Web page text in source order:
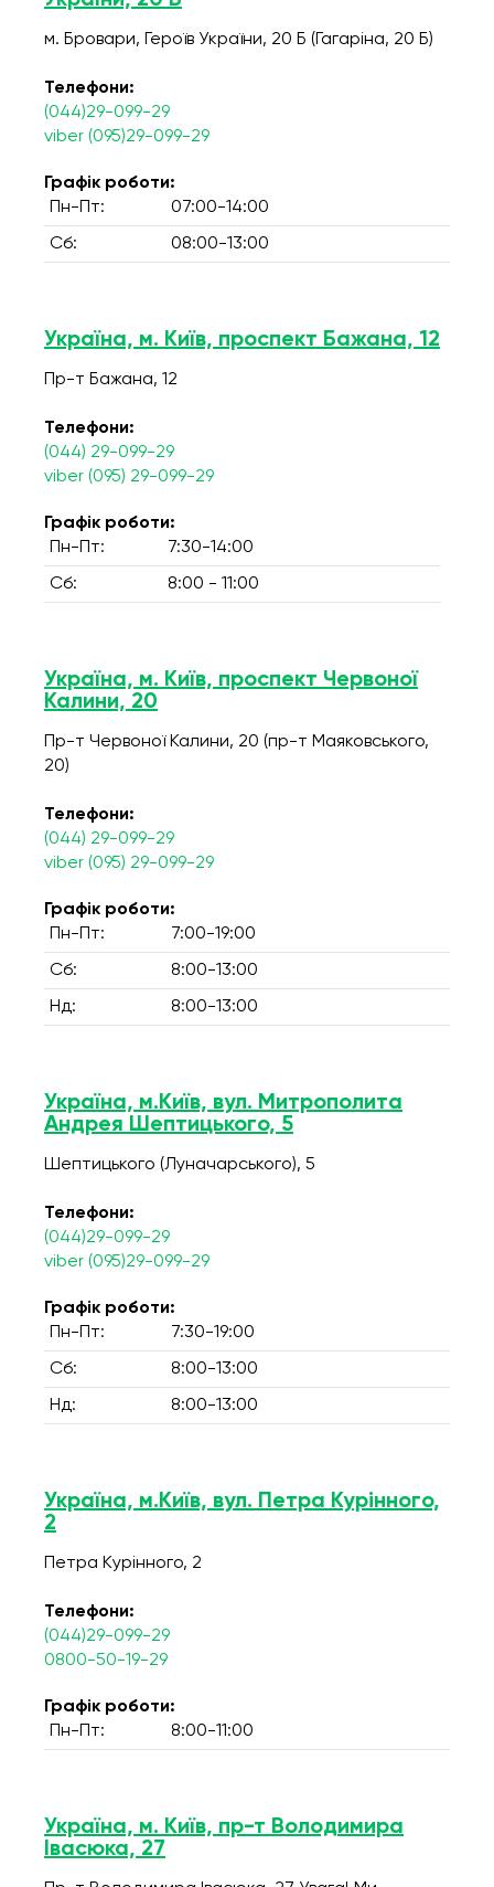
м. Бровари, Героїв України, 20 Б (Гагаріна, 20 Б)
Телефони:
(044)29-099-29
viber (095)29-099-29
Графік роботи:
Пн-Пт:
07:00-14:00
Сб: 08:00-13:00
Україна, м. Київ, проспект Бажана, 12
Пр-т Бажана, 12
Телефони:
(044) 29-099-29
viber (095) 29-099-29
Графік роботи:
Пн-Пт:
7:30-14:00
Сб: 8:00 - 11:00
Україна, м. Київ, проспект Червоної
Калини, 20
Пр-т Червоної Калини, 20 (пр-т Маяковського,
20)
Телефони:
(044) 29-099-29
viber (095) 29-099-29
Графік роботи:
Пн-Пт:
7:00-19:00
Сб: 8:00-13:00
Нд: 8:00-13:00
Україна, м.Київ, вул. Митрополита
Андрея Шептицького, 5
Шептицького (Луначарського), 5
Телефони:
(044)29-099-29
viber (095)29-099-29
Графік роботи:
Пн-Пт:
7:30-19:00
Сб: 8:00-13:00
Нд: 8:00-13:00
Україна, м.Київ, вул. Петра Курінного,
2
Петра Курінного, 2
Телефони:
(044)29-099-29
0800-50-19-29
Графік роботи:
Пн-Пт:
8:00-11:00
Україна, м. Київ, пр-т Володимира
Івасюка, 27